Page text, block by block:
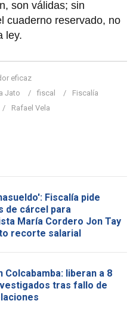
son válidas; sin
cuaderno reservado, no
ley.
eficaz
Jato fiscal
Fiscalía
Rafael Vela
Fiscalía pide
de cárcel para
María Cordero Jon Tay
recorte salarial
Colcabamba: liberan a 8
tras fallo de